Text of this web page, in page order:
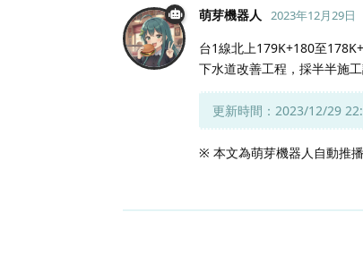
萌芽機器人 2023年12月29日
台1線北上179K+180至
下水道改善工程，採半半施
更新時間：2023/12/29
※ 本文為萌芽機器人自動推